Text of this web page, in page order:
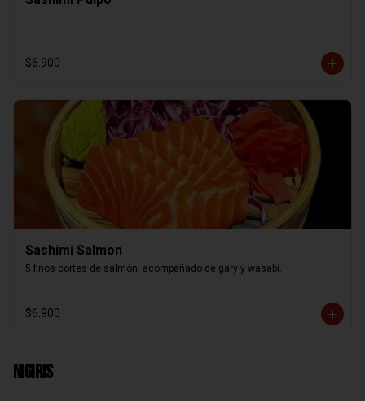
$6.900
Sashimi Salmon
5 finos cortes de salmón, acompañado de gary y wasabi.
$6.900
Nigiris